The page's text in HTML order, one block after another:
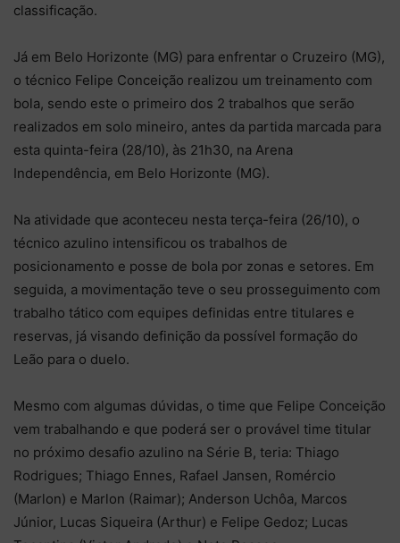
classificação.
Já em Belo Horizonte (MG) para enfrentar o Cruzeiro (MG),
o técnico Felipe Conceição realizou um treinamento com
bola, sendo este o primeiro dos 2 trabalhos que serão
realizados em solo mineiro, antes da partida marcada para
esta quinta-feira (28/10), às 21h30, na Arena
Independência, em Belo Horizonte (MG).
Na atividade que aconteceu nesta terça-feira (26/10), o
técnico azulino intensificou os trabalhos de
posicionamento e posse de bola por zonas e setores. Em
seguida, a movimentação teve o seu prosseguimento com
trabalho tático com equipes definidas entre titulares e
reservas, já visando definição da possível formação do
Leão para o duelo.
Mesmo com algumas dúvidas, o time que Felipe Conceição
vem trabalhando e que poderá ser o provável time titular
no próximo desafio azulino na Série B, teria: Thiago
Rodrigues; Thiago Ennes, Rafael Jansen, Romércio
(Marlon) e Marlon (Raimar); Anderson Uchôa, Marcos
Júnior, Lucas Siqueira (Arthur) e Felipe Gedoz; Lucas